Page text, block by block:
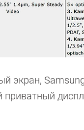
экран,